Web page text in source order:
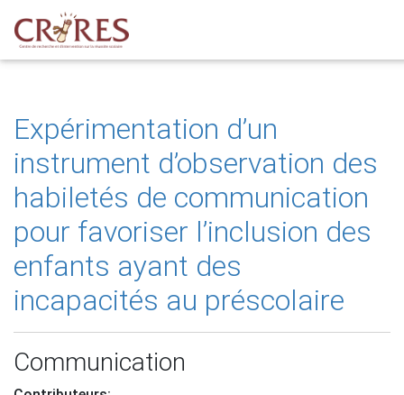
Expérimentation d’un
instrument d’observation des
habiletés de communication
pour favoriser l’inclusion des
enfants ayant des
incapacités au préscolaire
Communication